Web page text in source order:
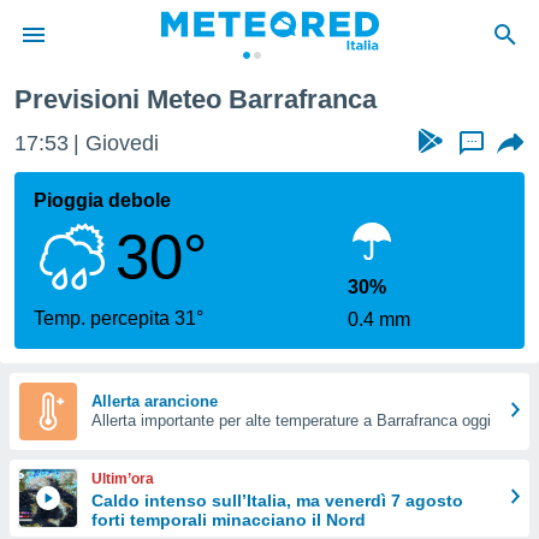
di
per
le
di
Web
le
Previsioni Meteo Barrafranca
17:53 Giovedi ...
Pioggia debole
30°
Temp. percepita 31°
30%
0.4 mm
Allerta arancione
Allerta importante per alte temperature a Barrafranca oggi
Ultim’ora
Caldo intenso sull’Italia, ma venerdì 7 agosto
forti temporali minacciano il Nord